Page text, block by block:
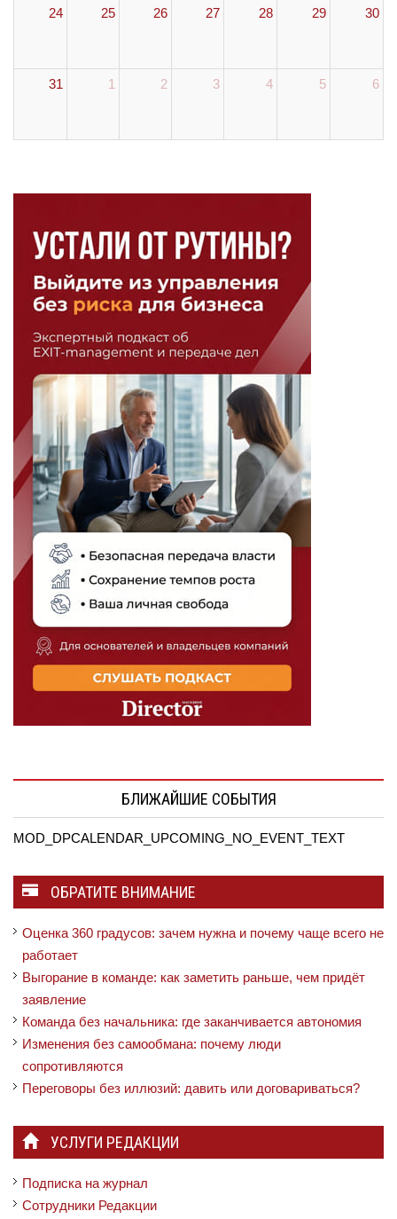
24 25 26 27 28 29 30
31 1 2 3 4 5 6
БЛИЖАЙШИЕ СОБЫТИЯ
MOD_DPCALENDAR_UPCOMING_NO_EVENT_TEXT
ОБРАТИТЕ ВНИМАНИЕ
Оценка 360 градусов: зачем нужна и почему чаще всего не
работает
Выгорание в команде: как заметить раньше, чем придёт
заявление
Команда без начальника: где заканчивается автономия
Изменения без самообмана: почему люди
сопротивляются
Переговоры без иллюзий: давить или договариваться?
УСЛУГИ РЕДАКЦИИ
Подписка на журнал
Сотрудники Редакции